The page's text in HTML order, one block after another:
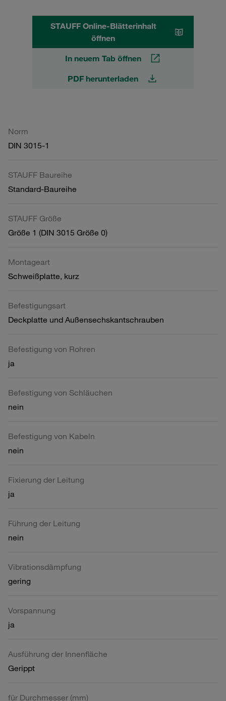
STAUFF Online-Blätterinhalt
öffnen
In neuem Tab öffnen
PDF herunterladen
Norm
DIN 3015-1
STAUFF Baureihe
Standard-Baureihe
STAUFF Größe
Größe 1 (DIN 3015 Größe 0)
Montageart
Schweißplatte, kurz
Befestigungsart
Deckplatte und Außensechskantschrauben
Befestigung von Rohren
ja
Befestigung von Schläuchen
nein
Befestigung von Kabeln
nein
Fixierung der Leitung
ja
Führung der Leitung
nein
Vibrationsdämpfung
gering
Vorspannung
ja
Ausführung der Innenfläche
Gerippt
für Durchmesser (mm)